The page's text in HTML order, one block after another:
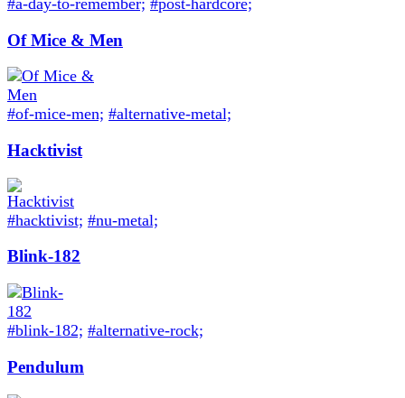
Of Mice & Men
#of-mice-men; #alternative-metal;
Hacktivist
#hacktivist; #nu-metal;
Blink-182
#blink-182; #alternative-rock;
Pendulum